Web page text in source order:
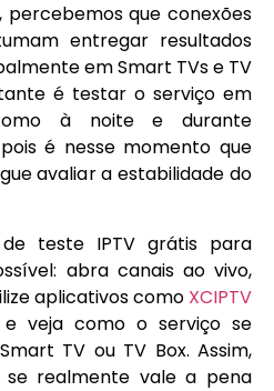
percebemos que conexões
entregar resultados
em Smart TVs e TV
é testar o serviço em
à noite e durante
é nesse momento que
avaliar a estabilidade do
teste IPTV grátis para
abra canais ao vivo,
aplicativos como XCIPTV
e veja como o serviço se
TV ou TV Box. Assim,
se realmente vale a pena